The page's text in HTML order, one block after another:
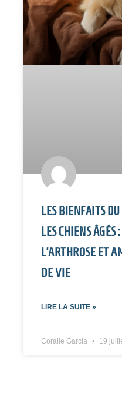
LES BIENFAITS
LES CHIENS ÂGÉS
L’ARTHROSE ET
DE VIE
LIRE LA SUITE »
Coralie Garcia 19